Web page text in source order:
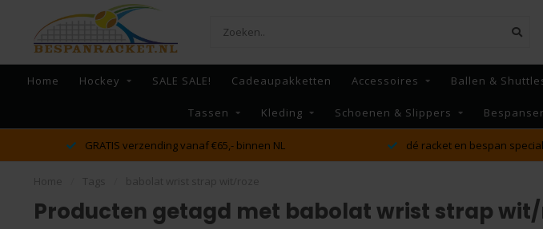
Home Hockey SALE SALE! Cadeaupakketten Accessoires Ballen &
Tassen Kleding Schoenen & Slippers
GRATIS verzending vanaf €65,- binnen NL dé racket en bespan
Producten getagd met babolat wrist strap